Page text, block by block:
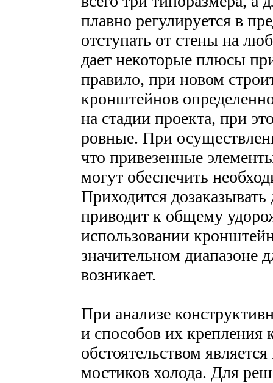
плавно регулируется в
отступать от стены на
дает некоторые плюсы
правило, при новом
кронштейнов
на стадии проекта, при
ровные. При
что привезенные
могут обеспечить
Приходится
приводит к общему
использовании
значительном диапазоне
возникает.
При анализе
и способов их крепления
обстоятельством
мостиков холода. Для